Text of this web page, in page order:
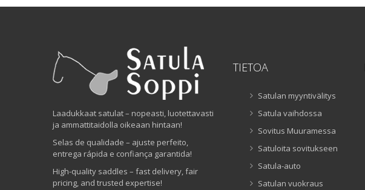
Laadukkaat satulat – nopeasti, luotettavasti
ja ammattitaidolla oikeaan hintaan!
Selas de qualidade – ajuste perfeito,
entrega rápida e confiança garantida!
High-quality saddles – fast delivery, fair
pricing, and trusted expertise!
TIETOA
Satulan myyntivälitys
Satula vaihdossa
Sovitus Muuramessa
Satuloita sovitukseen
Satula-auto
Satulan vuokraus